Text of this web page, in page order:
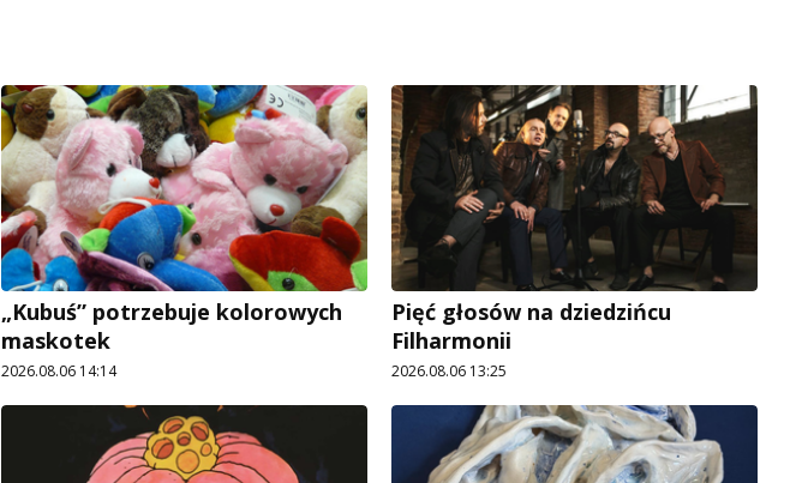
„Kubuś” potrzebuje kolorowych
maskotek
2026.08.06 14:14
Pięć głosów na dziedzińcu
Filharmonii
2026.08.06 13:25